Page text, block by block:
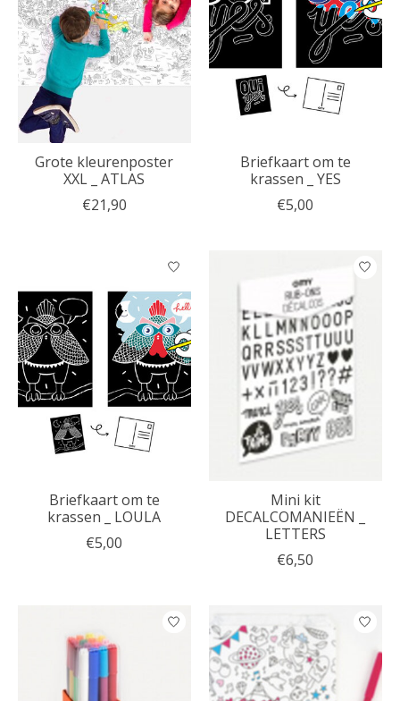
Grote kleurenposter
XXL _ ATLAS
€21,90
Briefkaart om te
krassen _ YES
€5,00
Briefkaart om te
krassen _ LOULA
€5,00
Mini kit
DECALCOMANIEËN _
LETTERS
€6,50